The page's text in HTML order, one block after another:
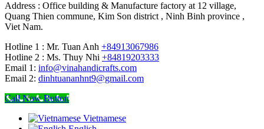
Address : Office building & Manufacture factory at 12 village,
Quang Thien commune, Kim Son district , Ninh Binh province ,
Viet Nam.
Hotline 1 : Mr. Tuan Anh +84913067986
Hotline 2 : Ms. Thuy Nhi +84819203333
Email 1: info@vinahandicrafts.com
Email 2: dinhtuananhnt9@gmail.com
Call Now Button
Vietnamese